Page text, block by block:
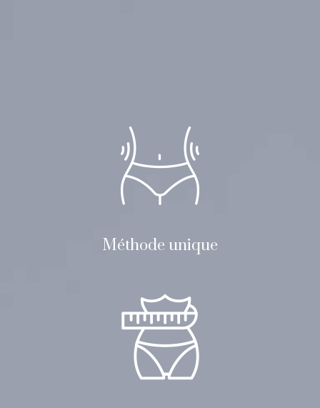
Méthode unique